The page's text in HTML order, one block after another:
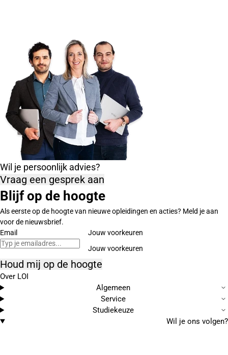
Wil je persoonlijk advies?
Vraag een gesprek aan
Blijf op de hoogte
Als eerste op de hoogte van nieuwe opleidingen en acties? Meld je aan
voor de nieuwsbrief.
Email
Jouw voorkeuren
Houd mij op de hoogte
Over LOI
Algemeen
Service
Studiekeuze
Wil je ons volgen?